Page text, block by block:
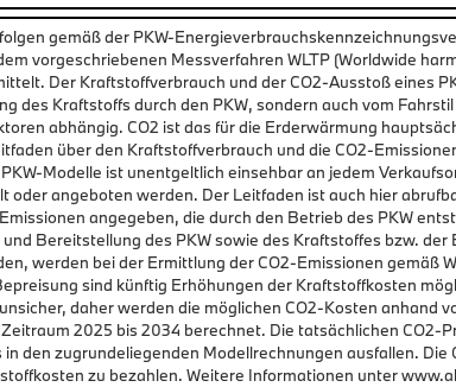
gemäß der PKW-
vorgeschriebenen Messverfahren WLTP (Worldwide
Der Kraftstoffverbrauch und der CO2-Ausstoß eines
des Kraftstoffs durch den PKW, sondern auch vom
abhängig. CO2 ist das für die Erderwärmung
über den Kraftstoffverbrauch und die CO2-
Modelle ist unentgeltlich einsehbar an jedem
oder angeboten werden. Der Leitfaden ist auch hier
angegeben, die durch den Betrieb des PKW
Bereitstellung des PKW sowie des Kraftstoffes bzw.
werden bei der Ermittlung der CO2-Emissionen gemäß
sind künftig Erhöhungen der Kraftstoffkosten
daher werden die möglichen CO2-Kosten anhand
2025 bis 2034 berechnet. Die tatsächlichen CO2-
in den zugrundeliegenden Modellrechnungen ausfallen. Die
zu bezahlen. Weitere Informationen unter